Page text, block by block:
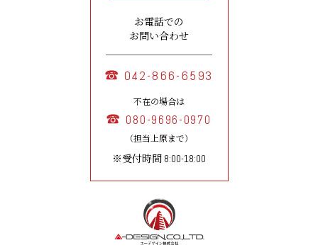
お電話での
お問い合わせ
042-866-6593
不在の場合は
080-9696-0970
（担当上原まで）
※受付時間 8:00-18:00